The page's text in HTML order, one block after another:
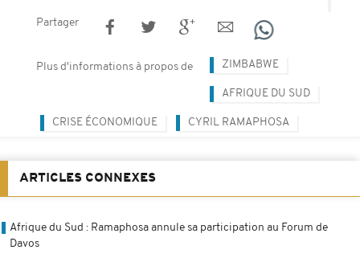
Partager
Plus d'informations à propos de ZIMBABWE
AFRIQUE DU SUD
CRISE ÉCONOMIQUE CYRIL RAMAPHOSA
ARTICLES CONNEXES
Afrique du Sud : Ramaphosa annule sa participation au Forum de
Davos